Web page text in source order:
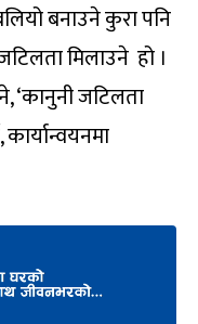
बनाउने कुरा पनि
मिलाउने हो ।
जटिलता